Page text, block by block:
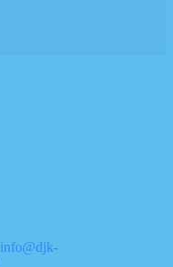
info@djk-